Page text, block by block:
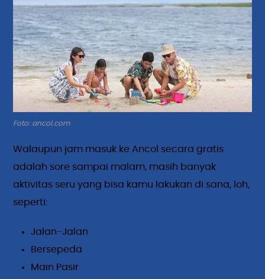
Foto: ancol.com
Walaupun jam masuk ke Ancol secara gratis
adalah sore sampai malam, masih banyak
aktivitas seru yang bisa kamu lakukan di sana, loh,
seperti:
Jalan-Jalan
Bersepeda
Main Pasir